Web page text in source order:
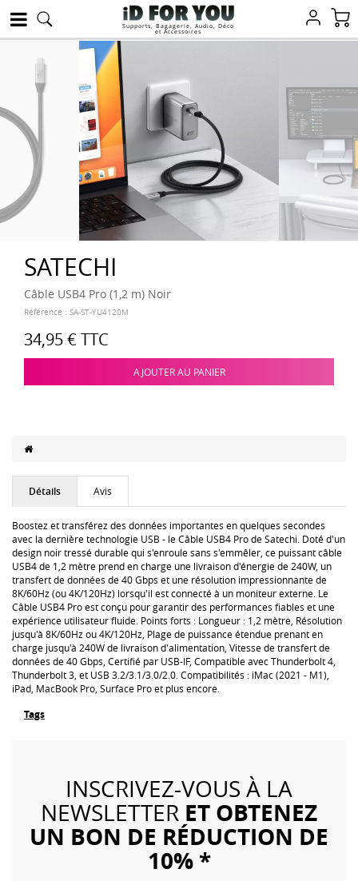
Supports, Bagagerie, Audio, Déco
et Accessoires
SATECHI
Câble USB4 Pro (1,2 m) Noir
Référence : SA-ST-YU4120M
34,95 € TTC
AJOUTER AU PANIER
Détails Avis
Boostez et transférez des données importantes en quelques secondes
avec la dernière technologie USB - le Câble USB4 Pro de Satechi. Doté d'un
design noir tressé durable qui s'enroule sans s'emmêler, ce puissant câble
USB4 de 1,2 mètre prend en charge une livraison d'énergie de 240W, un
transfert de données de 40 Gbps et une résolution impressionnante de
8K/60Hz (ou 4K/120Hz) lorsqu'il est connecté à un moniteur externe. Le
Câble USB4 Pro est conçu pour garantir des performances fiables et une
expérience utilisateur fluide. Points forts : Longueur : 1,2 mètre, Résolution
jusqu'à 8K/60Hz ou 4K/120Hz, Plage de puissance étendue prenant en
charge jusqu'à 240W de livraison d'alimentation, Vitesse de transfert de
données de 40 Gbps, Certifié par USB-IF, Compatible avec Thunderbolt 4,
Thunderbolt 3, et USB 3.2/3.1/3.0/2.0. Compatibilités : iMac (2021 - M1),
iPad, MacBook Pro, Surface Pro et plus encore.
Tags
INSCRIVEZ-VOUS À LA
NEWSLETTER ET OBTENEZ
UN BON DE RÉDUCTION DE
10% *